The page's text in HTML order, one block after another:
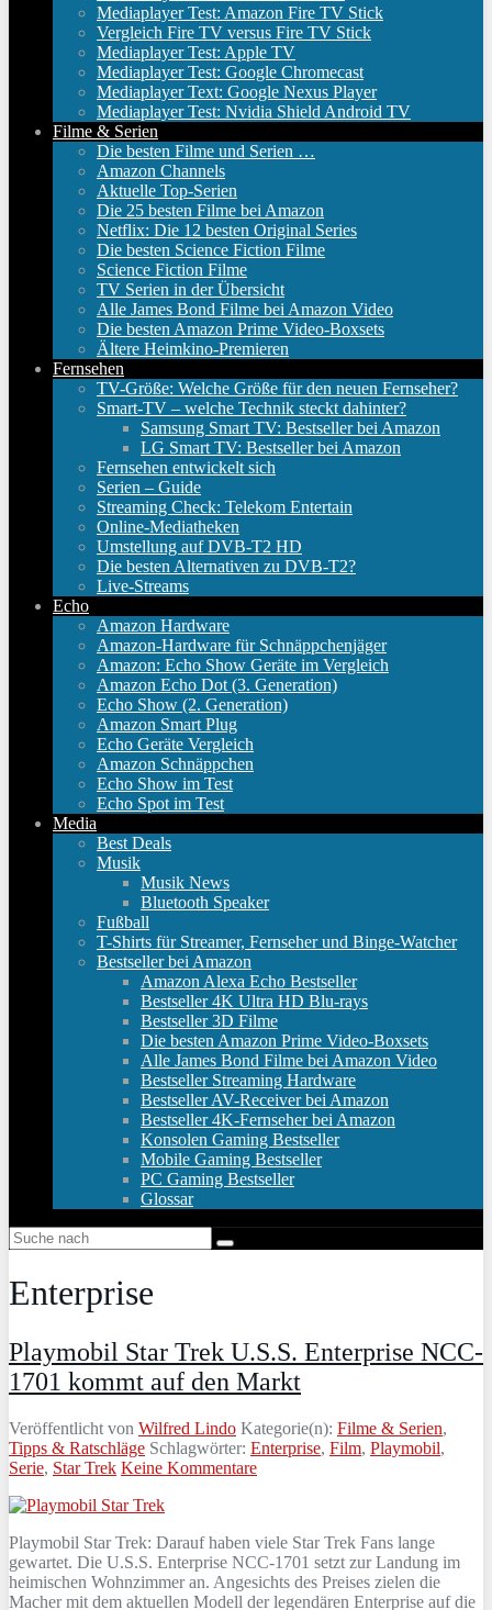
Mediaplayer Test: Amazon Fire TV Stick
Vergleich Fire TV versus Fire TV Stick
Mediaplayer Test: Apple TV
Mediaplayer Test: Google Chromecast
Mediaplayer Text: Google Nexus Player
Mediaplayer Test: Nvidia Shield Android TV
Filme & Serien
Die besten Filme und Serien …
Amazon Channels
Aktuelle Top-Serien
Die 25 besten Filme bei Amazon
Netflix: Die 12 besten Original Series
Die besten Science Fiction Filme
Science Fiction Filme
TV Serien in der Übersicht
Alle James Bond Filme bei Amazon Video
Die besten Amazon Prime Video-Boxsets
Ältere Heimkino-Premieren
Fernsehen
TV-Größe: Welche Größe für den neuen Fernseher?
Smart-TV – welche Technik steckt dahinter?
Samsung Smart TV: Bestseller bei Amazon
LG Smart TV: Bestseller bei Amazon
Fernsehen entwickelt sich
Serien – Guide
Streaming Check: Telekom Entertain
Online-Mediatheken
Umstellung auf DVB-T2 HD
Die besten Alternativen zu DVB-T2?
Live-Streams
Echo
Amazon Hardware
Amazon-Hardware für Schnäppchenjäger
Amazon: Echo Show Geräte im Vergleich
Amazon Echo Dot (3. Generation)
Echo Show (2. Generation)
Amazon Smart Plug
Echo Geräte Vergleich
Amazon Schnäppchen
Echo Show im Test
Echo Spot im Test
Media
Best Deals
Musik
Musik News
Bluetooth Speaker
Fußball
T-Shirts für Streamer, Fernseher und Binge-Watcher
Bestseller bei Amazon
Amazon Alexa Echo Bestseller
Bestseller 4K Ultra HD Blu-rays
Bestseller 3D Filme
Die besten Amazon Prime Video-Boxsets
Alle James Bond Filme bei Amazon Video
Bestseller Streaming Hardware
Bestseller AV-Receiver bei Amazon
Bestseller 4K-Fernseher bei Amazon
Konsolen Gaming Bestseller
Mobile Gaming Bestseller
PC Gaming Bestseller
Glossar
Enterprise
Playmobil Star Trek U.S.S. Enterprise NCC-
1701 kommt auf den Markt
Veröffentlicht von Wilfred Lindo Kategorie(n): Filme & Serien,
Tipps & Ratschläge Schlagwörter: Enterprise, Film, Playmobil,
Serie, Star Trek Keine Kommentare
Playmobil Star Trek: Darauf haben viele Star Trek Fans lange
gewartet. Die U.S.S. Enterprise NCC-1701 setzt zur Landung im
heimischen Wohnzimmer an. Angesichts des Preises zielen die
Macher mit dem aktuellen Modell der legendären Enterprise auf die